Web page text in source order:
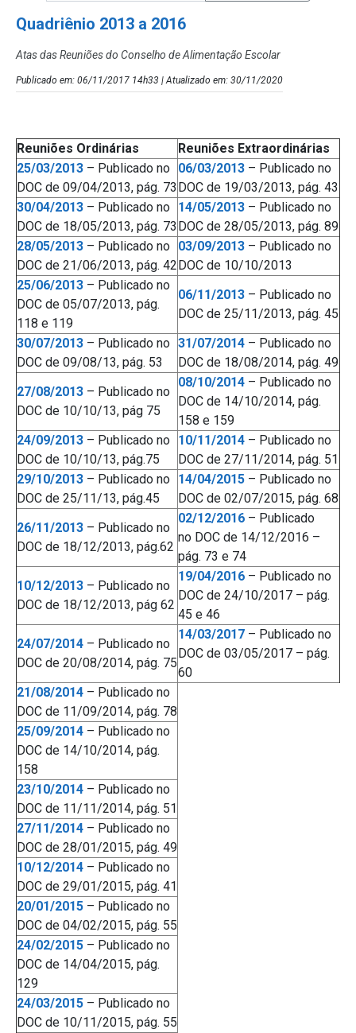
Quadriênio 2013 a 2016
Atas das Reuniões do Conselho de Alimentação Escolar
Publicado em: 06/11/2017 14h33 | Atualizado em: 30/11/2020
Reuniões Ordinárias
Reuniões Extraordinárias
25/03/2013 – Publicado no
DOC de 09/04/2013, pág. 73
06/03/2013 – Publicado no
DOC de 19/03/2013, pág. 43
30/04/2013 – Publicado no
DOC de 18/05/2013, pág. 73
14/05/2013 – Publicado no
DOC de 28/05/2013, pág. 89
28/05/2013 – Publicado no
DOC de 21/06/2013, pág. 42
03/09/2013 – Publicado no
DOC de 10/10/2013
25/06/2013 – Publicado no
DOC de 05/07/2013, pág.
118 e 119
06/11/2013 – Publicado no
DOC de 25/11/2013, pág. 45
30/07/2013 – Publicado no
DOC de 09/08/13, pág. 53
31/07/2014 – Publicado no
DOC de 18/08/2014, pág. 49
27/08/2013 – Publicado no
DOC de 10/10/13, pág 75
08/10/2014 – Publicado no
DOC de 14/10/2014, pág.
158 e 159
24/09/2013 – Publicado no
DOC de 10/10/13, pág.75
10/11/2014 – Publicado no
DOC de 27/11/2014, pág. 51
29/10/2013 – Publicado no
DOC de 25/11/13, pág.45
14/04/2015 – Publicado no
DOC de 02/07/2015, pág. 68
26/11/2013 – Publicado no
DOC de 18/12/2013, pág.62
02/12/2016 – Publicado
no DOC de 14/12/2016 –
pág. 73 e 74
10/12/2013 – Publicado no
DOC de 18/12/2013, pág 62
19/04/2016 – Publicado no
DOC de 24/10/2017 – pág.
45 e 46
24/07/2014 – Publicado no
DOC de 20/08/2014, pág. 75
14/03/2017 – Publicado no
DOC de 03/05/2017 – pág.
60
21/08/2014 – Publicado no
DOC de 11/09/2014, pág. 78
25/09/2014 – Publicado no
DOC de 14/10/2014, pág.
158
23/10/2014 – Publicado no
DOC de 11/11/2014, pág. 51
27/11/2014 – Publicado no
DOC de 28/01/2015, pág. 49
10/12/2014 – Publicado no
DOC de 29/01/2015, pág. 41
20/01/2015 – Publicado no
DOC de 04/02/2015, pág. 55
24/02/2015 – Publicado no
DOC de 14/04/2015, pág.
129
24/03/2015 – Publicado no
DOC de 10/11/2015, pág. 55